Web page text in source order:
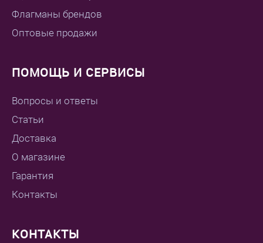
Флагманы брендов
Оптовые продажи
ПОМОЩЬ И СЕРВИСЫ
Вопросы и ответы
Статьи
Доставка
О магазине
Гарантия
Контакты
КОНТАКТЫ